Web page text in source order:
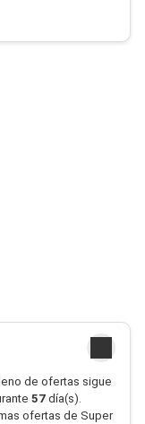
lleno de ofertas sigue
57día(s).
ofertas de Super